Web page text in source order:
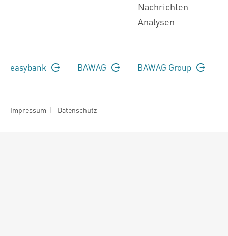
Nachrichten
Analysen
easybank BAWAG BAWAG Group
Impressum | Datenschutz